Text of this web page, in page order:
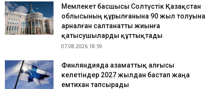
Мемлекет басшысы Солтүстік Қазақстан
облысының құрылғанына 90 жыл толуына
арналған салтанатты жиынға
қатысушыларды құттықтады
07.08.2026 18:59
Финляндияда азаматтық алғысы
келетіндер 2027 жылдан бастап жаңа
емтихан тапсырады